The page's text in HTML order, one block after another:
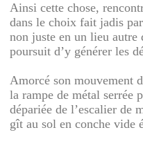
Ainsi cette chose,
dans le choix fait jadis
non juste en un lieu autre
poursuit d’y générer les
Amorcé son mouvement
la rampe de métal serrée
dépariée de l’escalier de
gît au sol en conche vide